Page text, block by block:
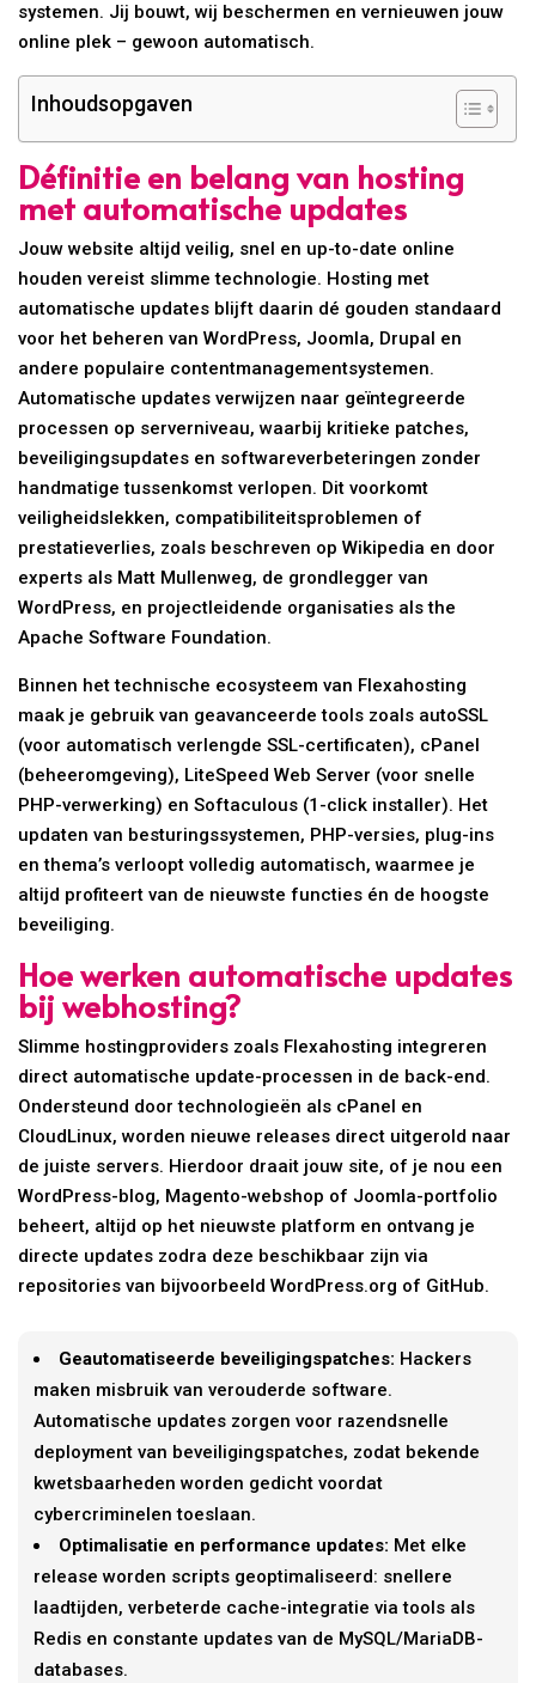
systemen. Jij bouwt, wij beschermen en vernieuwen jouw
online plek – gewoon automatisch.
Inhoudsopgaven
Définitie en belang van hosting
met automatische updates
Jouw website altijd veilig, snel en up-to-date online
houden vereist slimme technologie. Hosting met
automatische updates blijft daarin dé gouden standaard
voor het beheren van WordPress, Joomla, Drupal en
andere populaire contentmanagementsystemen.
Automatische updates verwijzen naar geïntegreerde
processen op serverniveau, waarbij kritieke patches,
beveiligingsupdates en softwareverbeteringen zonder
handmatige tussenkomst verlopen. Dit voorkomt
veiligheidslekken, compatibiliteitsproblemen of
prestatieverlies, zoals beschreven op Wikipedia en door
experts als Matt Mullenweg, de grondlegger van
WordPress, en projectleidende organisaties als the
Apache Software Foundation.
Binnen het technische ecosysteem van Flexahosting
maak je gebruik van geavanceerde tools zoals autoSSL
(voor automatisch verlengde SSL-certificaten), cPanel
(beheeromgeving), LiteSpeed Web Server (voor snelle
PHP-verwerking) en Softaculous (1-click installer). Het
updaten van besturingssystemen, PHP-versies, plug-ins
en thema’s verloopt volledig automatisch, waarmee je
altijd profiteert van de nieuwste functies én de hoogste
beveiliging.
Hoe werken automatische updates
bij webhosting?
Slimme hostingproviders zoals Flexahosting integreren
direct automatische update-processen in de back-end.
Ondersteund door technologieën als cPanel en
CloudLinux, worden nieuwe releases direct uitgerold naar
de juiste servers. Hierdoor draait jouw site, of je nou een
WordPress-blog, Magento-webshop of Joomla-portfolio
beheert, altijd op het nieuwste platform en ontvang je
directe updates zodra deze beschikbaar zijn via
repositories van bijvoorbeeld WordPress.org of GitHub.
Geautomatiseerde beveiligingspatches: Hackers
maken misbruik van verouderde software.
Automatische updates zorgen voor razendsnelle
deployment van beveiligingspatches, zodat bekende
kwetsbaarheden worden gedicht voordat
cybercriminelen toeslaan.
Optimalisatie en performance updates: Met elke
release worden scripts geoptimaliseerd: snellere
laadtijden, verbeterde cache-integratie via tools als
Redis en constante updates van de MySQL/MariaDB-
databases.